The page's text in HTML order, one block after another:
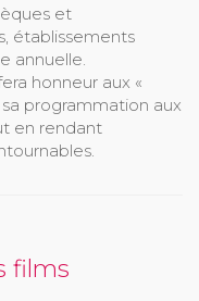
et
établissements
annuelle.
honneur aux «
programmation aux
en rendant
films